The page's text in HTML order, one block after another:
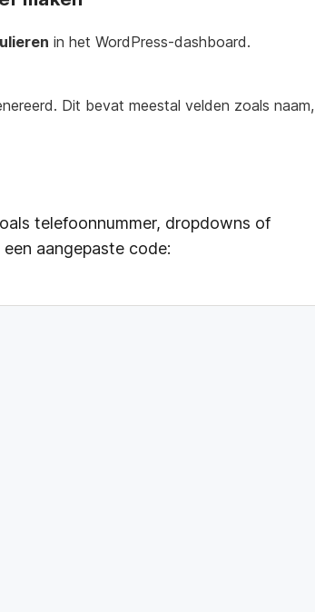
in het WordPress-dashboard.
Dit bevat meestal velden zoals naam,
telefoonnummer, dropdowns of
aangepaste code: